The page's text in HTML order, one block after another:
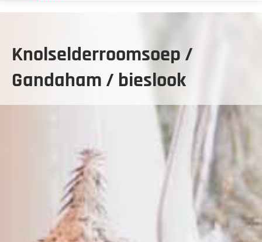
Knolselderroomsoep /
Gandaham / bieslook